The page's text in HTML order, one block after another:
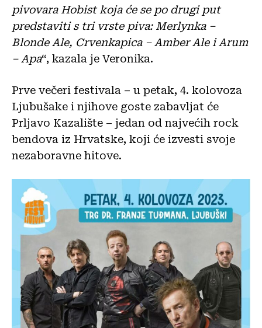
pivovara Hobist koja će se po drugi put
predstaviti s tri vrste piva: Merlynka –
Blonde Ale, Crvenkapica – Amber Ale i Arum
– Apa“, kazala je Veronika.
Prve večeri festivala – u petak, 4. kolovoza
Ljubušake i njihove goste zabavljat će
Prljavo Kazalište – jedan od najvećih rock
bendova iz Hrvatske, koji će izvesti svoje
nezaboravne hitove.